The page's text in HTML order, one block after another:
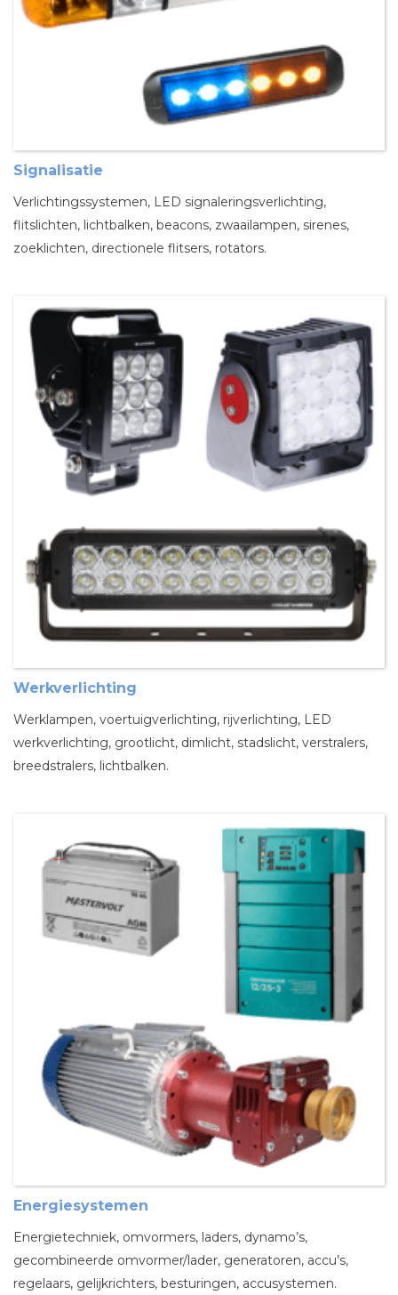
Signalisatie
Verlichtingssystemen, LED signaleringsverlichting,
flitslichten, lichtbalken, beacons, zwaailampen, sirenes,
zoeklichten, directionele flitsers, rotators.
Werkverlichting
Werklampen, voertuigverlichting, rijverlichting, LED
werkverlichting, grootlicht, dimlicht, stadslicht, verstralers,
breedstralers, lichtbalken.
Energiesystemen
Energietechniek, omvormers, laders, dynamo’s,
gecombineerde omvormer/lader, generatoren, accu’s,
regelaars, gelijkrichters, besturingen, accusystemen.